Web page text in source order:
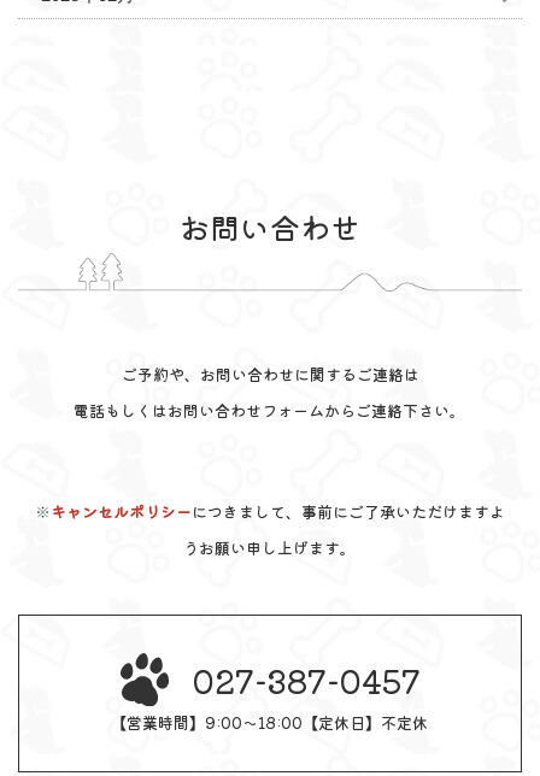
お問い合わせ
ご予約や、お問い合わせに関するご連絡は
電話もしくはお問い合わせフォームからご連絡下さい。
※ キャンセルポリシーにつきまして、事前にご了承いただけますよ
うお願い申し上げます。
027-387-0457
【営業時間】9:00～18:00【定休日】不定休